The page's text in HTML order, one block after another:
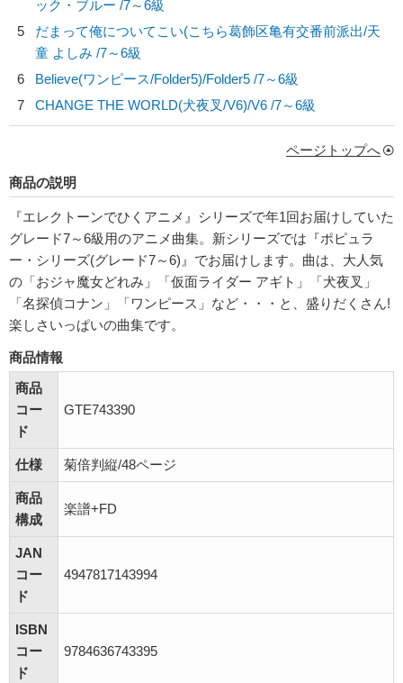
ック・ブルー /7～6級
5
だまって俺についてこい(こちら葛飾区亀有交番前派出/天
童 よしみ /7～6級
6
Believe(ワンピース/Folder5)/Folder5 /7～6級
7
CHANGE THE WORLD(犬夜叉/V6)/V6 /7～6級
ページトップへ
商品の説明
『エレクトーンでひくアニメ』シリーズで年1回お届けしていた
グレード7～6級用のアニメ曲集。新シリーズでは『ポピュラ
ー・シリーズ(グレード7～6)』でお届けします。曲は、大人気
の「おジャ魔女どれみ」「仮面ライダー アギト」「犬夜叉」
「名探偵コナン」「ワンピース」など・・・と、盛りだくさん!
楽しさいっぱいの曲集です。
商品情報
商品
コー
ド
GTE743390
仕様 菊倍判縦/48ページ
商品
構成
楽譜+FD
JAN
コー
ド
4947817143994
ISBN
コー
ド
9784636743395